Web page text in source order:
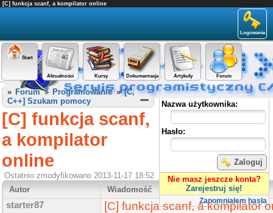
[C] funkcja scanf, a kompilator online
Logowanie
Start
Aktualności Kursy Dokumentacja Artykuły Forum
Panel użytkownika
Nazwa użytkownika:
Hasło:
Zaloguj
Nie masz jeszcze konta?
Zarejestruj się!
Zapomniałem hasła
» Forum» Programowanie»[C,
C++] Szukam pomocy
[C] funkcja scanf,
a kompilator
online
Ostatnio zmodyfikowano 2013-11-17 18:52
Autor
Wiadomość
starter87 [C] funkcja scanf, a kompilator